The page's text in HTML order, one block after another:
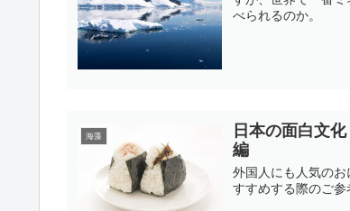
べられるのか。
海藻
日本の面白文
編
外国人にも人気の
すすめする際のご参